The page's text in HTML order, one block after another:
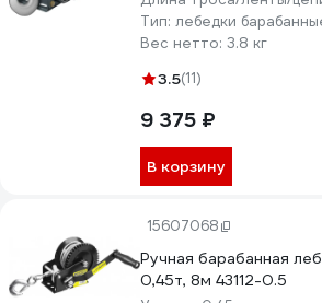
Тип: лебедки
Вес нетто: 3.8 кг
3.5(11)
9 375 ₽
В корзину
15607068
Ручная барабанная
0,45т, 8м 43112-0.5